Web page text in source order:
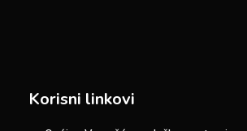
Korisni linkovi